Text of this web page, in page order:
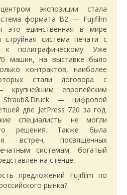
экспозиции стала
формата В2 — Fujifilm
это единственная в мире
струйная система печати с
к полиграфическому. Уже
машин, на выставке было
контрактов, наиболее
стали договора с
европейским
— цифровой
две JetPress 720 за год.
специалисты не могли
решения. Также была
встреч, посвященных
системам, богатый
на стенде.
предложений Fujifilm по
рынка?